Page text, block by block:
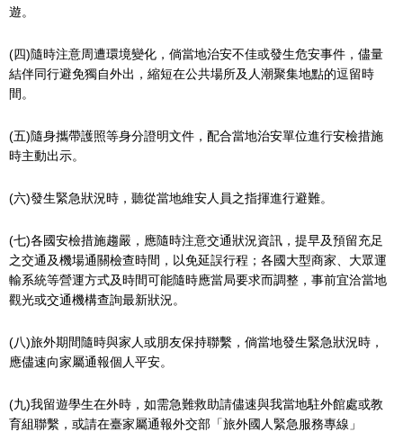
遊。
(四)隨時注意周遭環境變化，倘當地治安不佳或發生危安事件，儘量
結伴同行避免獨自外出，縮短在公共場所及人潮聚集地點的逗留時
間。
(五)隨身攜帶護照等身分證明文件，配合當地治安單位進行安檢措施
時主動出示。
(六)發生緊急狀況時，聽從當地維安人員之指揮進行避難。
(七)各國安檢措施趨嚴，應隨時注意交通狀況資訊，提早及預留充足
之交通及機場通關檢查時間，以免延誤行程；各國大型商家、大眾運
輸系統等營運方式及時間可能隨時應當局要求而調整，事前宜洽當地
觀光或交通機構查詢最新狀況。
(八)旅外期間隨時與家人或朋友保持聯繫，倘當地發生緊急狀況時，
應儘速向家屬通報個人平安。
(九)我留遊學生在外時，如需急難救助請儘速與我當地駐外館處或教
育組聯繫，或請在臺家屬通報外交部「旅外國人緊急服務專線」